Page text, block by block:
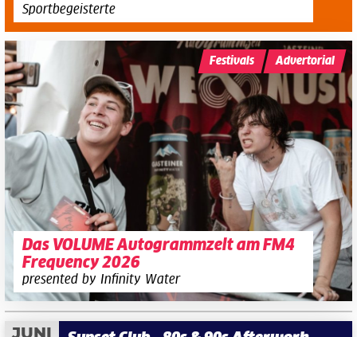
Sportbegeisterte
Das VOLUME Autogrammzelt am FM4
Frequency 2026
presented by Infinity Water
Festivals Advertorial